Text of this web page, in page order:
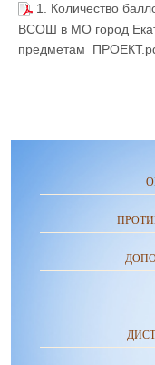
1. Количество
ВСОШ в МО город